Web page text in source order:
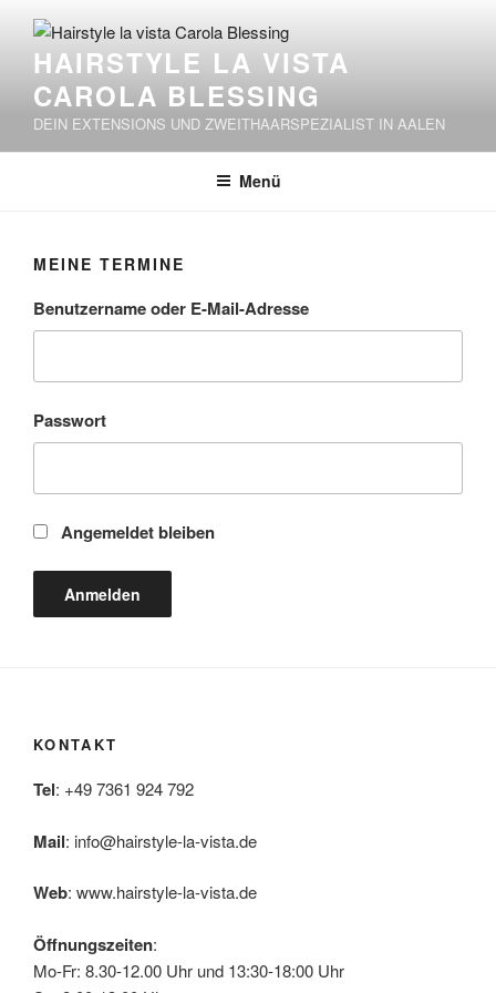
HAIRSTYLE LA VISTA
CAROLA BLESSING
DEIN EXTENSIONS UND ZWEITHAARSPEZIALIST IN AALEN
Menü
MEINE TERMINE
Benutzername oder E-Mail-Adresse
Passwort
Angemeldet bleiben
KONTAKT
Tel: +49 7361 924 792
Mail: info@hairstyle-la-vista.de
Web: www.hairstyle-la-vista.de
Öffnungszeiten:
Mo-Fr: 8.30-12.00 Uhr und 13:30-18:00 Uhr